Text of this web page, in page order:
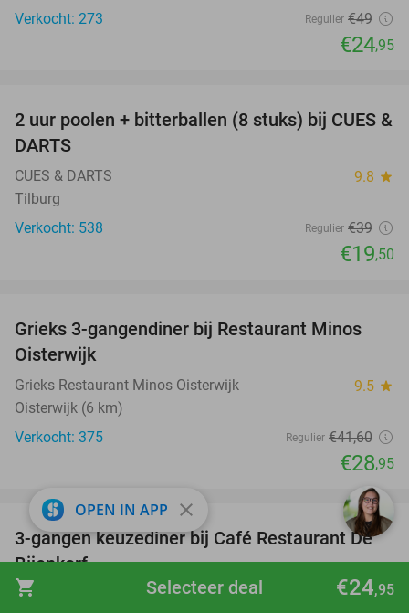
shopping_cart €24,95
Selecteer deal
Verkocht: 273
Regulier €49
€24,95
50%
2 uur poolen + bitterballen (8 stuks) bij CUES &
DARTS
CUES & DARTS 9.8 star
Tilburg
Verkocht: 538
Regulier €39
€19,50
30%
Grieks 3-gangendiner bij Restaurant Minos
Oisterwijk
Grieks Restaurant Minos Oisterwijk 9.5 star
Oisterwijk (6 km)
Verkocht: 375
Regulier €41,60
€28,95
30%
favorite_border
3-gangen keuzediner bij Café Restaurant De
Bijenkorf
Café Restaurant De Bijenkorf 9.9star
OPEN IN APP close